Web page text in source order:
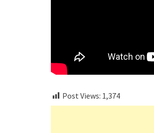
Post Views: 1,374